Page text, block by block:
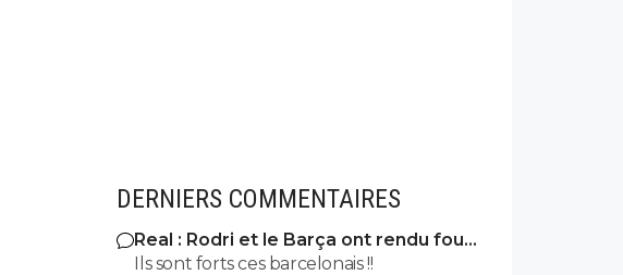
DERNIERS COMMENTAIRES
Real : Rodri et le Barça ont rendu fou
José Mourinho
Ils sont forts ces barcelonais !!